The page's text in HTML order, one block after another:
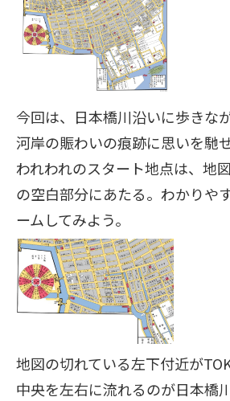
今回は、日本橋川沿いに歩きな
河岸の賑わいの痕跡に思いを馳
われわれのスタート地点は、地
の空白部分にあたる。わかりや
ームしてみよう。
地図の切れている左下付近が
中央を左右に流れるのが日本橋